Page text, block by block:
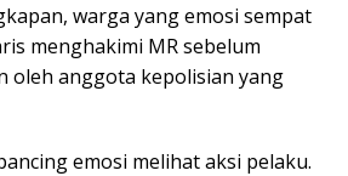
warga yang emosi sempat
menghakimi MR sebelum
oleh anggota kepolisian yang
emosi melihat aksi pelaku.